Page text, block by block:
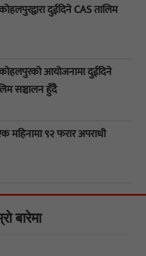
दुईदिने CAS तालिम
आयोजनामा दुईदिने
सञ्चालन हुँदै
महिनामा ९२ फरार अपराधी
बारेमा